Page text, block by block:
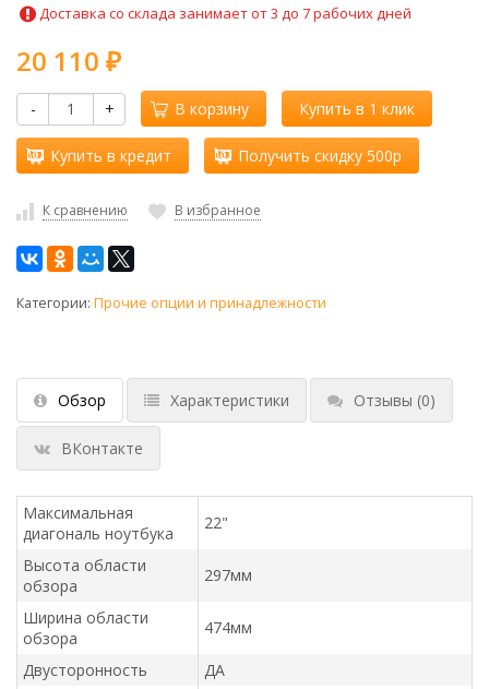
Доставка со склада занимает от 3 до 7 рабочих дней
20 110 ₽
- + В корзину Купить в 1 клик
Купить в кредит Получить скидку 500р
К сравнению В избранное
Категории: Прочие опции и принадлежности
Обзор Характеристики Отзывы (0)
ВКонтакте
Максимальная
диагональ ноутбука
22"
Высота области
обзора
297мм
Ширина области
обзора
474мм
Двусторонность
ДА